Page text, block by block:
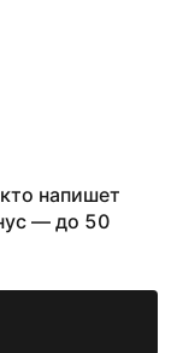
напишет
— до 50